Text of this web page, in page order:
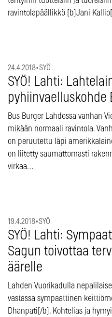
ravintolapäällikkö [b]Jani
24.4.2018•SYÖ
SYÖ! Lahti:
pyhiinvaelluskohde
Bus Burger Lahdessa vanhan
mikään normaali ravintola.
on peruutettu läpi
on liitetty saumattomasti
virkaa…
19.4.2018•SYÖ
SYÖ! Lahti:
Sagun toivottaa
äärelle
Lahden Vuorikadulla
vastassa sympaattinen
Dhanpati[/b]. Kohtelias ja